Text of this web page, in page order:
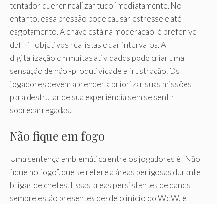
tentador querer realizar tudo imediatamente. No
entanto, essa pressão pode causar estresse e até
esgotamento. A chave está na moderação: é preferível
definir objetivos realistas e dar intervalos. A
digitalização em muitas atividades pode criar uma
sensação de não -produtividade e frustração. Os
jogadores devem aprender a priorizar suas missões
para desfrutar de sua experiência sem se sentir
sobrecarregadas.
Não fique em fogo
Uma sentença emblemática entre os jogadores é “Não
fique no fogo”, que se refere a áreas perigosas durante
brigas de chefes. Essas áreas persistentes de danos
sempre estão presentes desde o início do WoW, e